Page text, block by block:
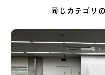
同じカテゴリ